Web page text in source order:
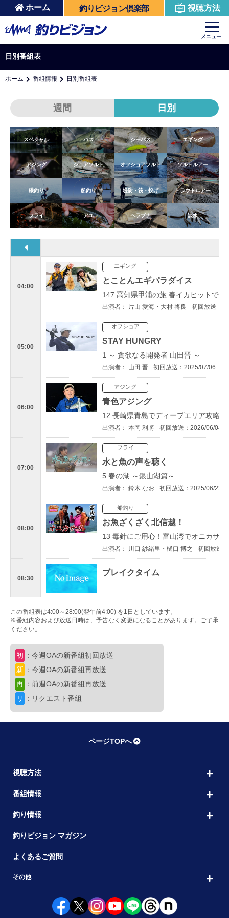
ホーム 釣りビジョン倶楽部 視聴方法
メニュー
日別番組表
ホーム 番組情報 日別番組表
週間 日別
スペシャル バス シーバス エギング
アジング ショアソルト オフショアソルト ソルトルアー
磯釣り 船釣り 堤防・筏・投げ トラウトルアー
フライ アユ ヘラブナ 淡水
04:00
エギング
とことんエギパラダイス
147 高知県甲浦の旅 春イカヒットでち
出演者： 片山 愛海・大村 将良 初回放送：
05:00
オフショア
STAY HUNGRY
1 ～ 貪欲なる開発者 山田晋 ～
出演者： 山田 晋 初回放送：2025/07/06
06:00
アジング
青色アジング
12 長崎県青島でディープエリア攻略！
出演者： 本岡 利將 初回放送：2026/06/04
07:00
フライ
水と魚の声を聴く
5 春の湖 ～銀山湖篇～
出演者： 鈴木 なお 初回放送：2025/06/22
08:00
船釣り
お魚ざくざく北信越！
13 毒針にご用心！富山湾でオニカサゴ
出演者： 川口 紗緒里・樋口 博之 初回放送
08:30
ブレイクタイム
09:00
船釣り
なるほど！沖釣りマスター
10:00
オトコの釣りメシ
出演者： 上田 勝彦・吉岡 進
11:30
15 マゴチハンター 伊勢隼人31歳
この番組表は4:00～28:00(翌午前4:00) を1日としています。
※番組内容および放送日時は、予告なく変更になることがあります。ご了承
ください。
初 ：今週OAの新番組初回放送
新 ：今週OAの新番組再放送
再 ：前週OAの新番組再放送
リ
：リクエスト番組
ページTOPへ
視聴方法
番組情報
釣り情報
釣りビジョン マガジン
よくあるご質問
その他